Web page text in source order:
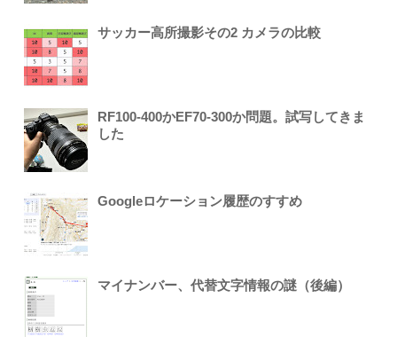
サッカー高所撮影その2 カメラの比較
RF100-400かEF70-300か問題。試写してきま
した
Googleロケーション履歴のすすめ
マイナンバー、代替文字情報の謎（後編）